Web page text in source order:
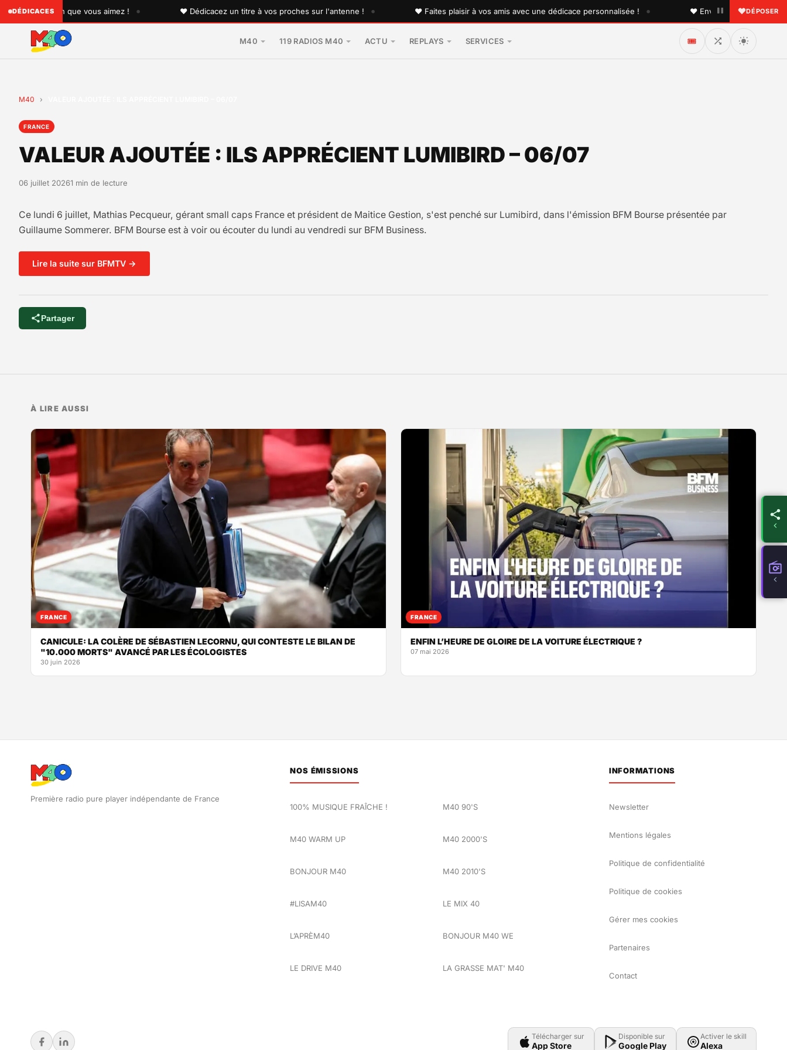
DÉDICACES
quelqu'un que vous aimez ! • ♥ Dédicacez un titre à vos proches sur l'antenne ! • ♥ Faites plaisir à vos amis avec une dédicace personnalisée ! • ♥ Envoyez une dédicace à
DÉPOSER
M40 119 RADIOS M40 ACTU REPLAYS SERVICES 🎟️
M40 ›
FRANCE
VALEUR AJOUTÉE : ILS APPRÉCIENT LUMIBIRD – 06/07
06 juillet 20261 min de lecture
Ce lundi 6 juillet, Mathias Pecqueur, gérant small caps France et président de Maitice Gestion, s'est penché sur Lumibird, dans l'émission BFM Bourse présentée par
Guillaume Sommerer. BFM Bourse est à voir ou écouter du lundi au vendredi sur BFM Business.
Lire la suite sur BFMTV →
Partager
À LIRE AUSSI
FRANCE
CANICULE: LA COLÈRE DE SÉBASTIEN LECORNU, QUI CONTESTE LE BILAN DE
"10.000 MORTS" AVANCÉ PAR LES ÉCOLOGISTES
30 juin 2026
FRANCE
ENFIN L’HEURE DE GLOIRE DE LA VOITURE ÉLECTRIQUE ?
07 mai 2026
Première radio pure player indépendante de France
NOS ÉMISSIONS
100% MUSIQUE FRAÎCHE !
M40 WARM UP
BONJOUR M40
#LISAM40
L’APRÈM40
LE DRIVE M40
M40 90'S
M40 2000'S
M40 2010'S
LE MIX 40
BONJOUR M40 WE
LA GRASSE MAT' M40
INFORMATIONS
Newsletter
Mentions légales
Politique de confidentialité
Politique de cookies
Gérer mes cookies
Partenaires
Contact
Télécharger sur
App Store
Disponible sur
Google Play
Activer le skill
Alexa